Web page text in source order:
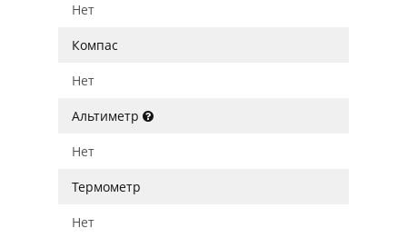
Нет
Компас
Нет
Альтиметр
Нет
Термометр
Нет